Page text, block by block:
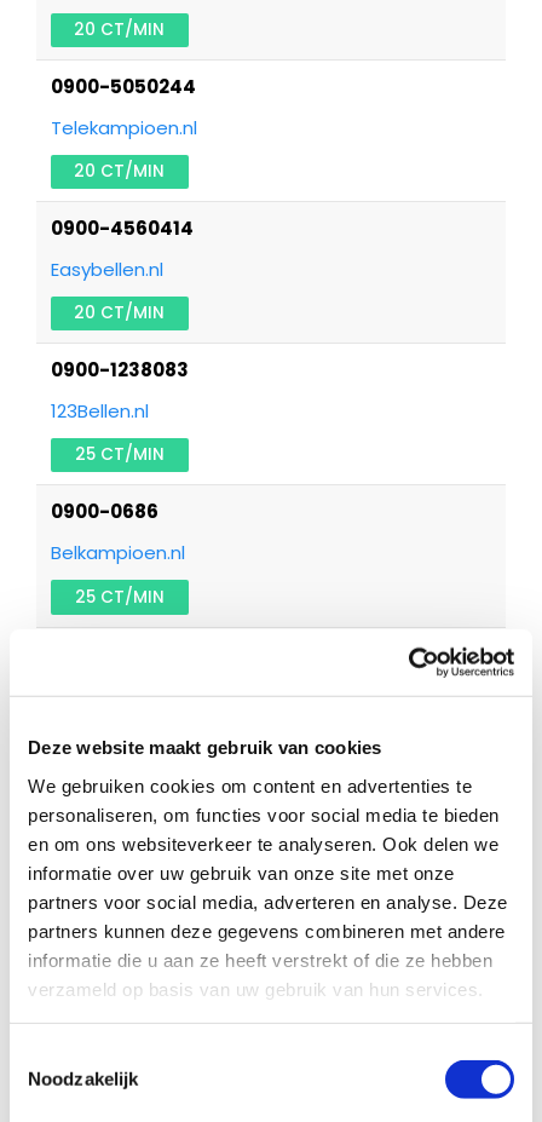
Deze website maakt gebruik van cookies
We gebruiken cookies om content en advertenties te
personaliseren, om functies voor social media te bieden
en om ons websiteverkeer te analyseren. Ook delen we
informatie over uw gebruik van onze site met onze
partners voor social media, adverteren en analyse. Deze
partners kunnen deze gegevens combineren met andere
informatie die u aan ze heeft verstrekt of die ze hebben
verzameld op basis van uw gebruik van hun services.
Noodzakelijk
20 CT/MIN
0900-5050244
Telekampioen.nl
20 CT/MIN
0900-4560414
Easybellen.nl
20 CT/MIN
0900-1238083
123Bellen.nl
25 CT/MIN
0900-0686
Belkampioen.nl
25 CT/MIN
Goedkoop bellen naar Verenigde Arabische
Emiraten met 0900. Vergelijk alle actuele
beltarieven om naar Verenigde Arabische
Emiraten te bellen op Televergelijk.nl
Over de belkosten vanaf een vaste en
mobiele telefoon
Heb je geen ‘onbeperkt bellen’ of een andere
bundel (thuis of mobiel), dan mogen de providers
kosten berekenen voor het bellen naar een 0900
bellen naar een vast nummer.